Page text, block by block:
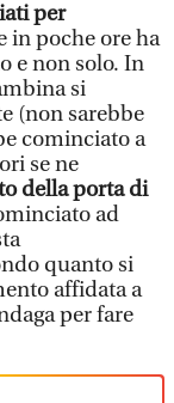
per
in poche ore ha
e non solo. In
si
(non sarebbe
cominciato a
se ne
della porta di
ad
quanto si
affidata a
per fare